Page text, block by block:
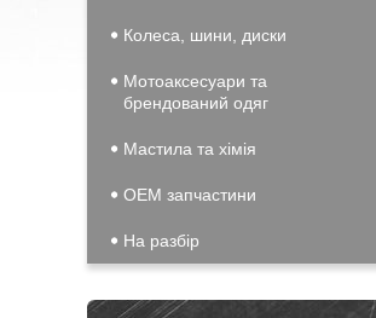
Колеса, шини, диски
Мотоаксесуари та
брендований одяг
Мастила та хімія
OEM запчастини
На разбір